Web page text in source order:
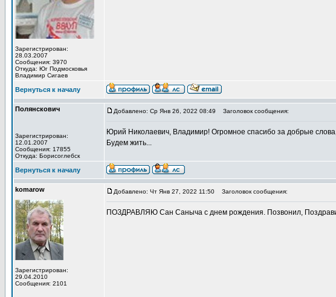
Зарегистрирован:
28.03.2007
Сообщения: 3970
Откуда: Юг Подмосковья
Владимир Сигаев
Вернуться к началу
Полянскович
Зарегистрирован:
12.01.2007
Сообщения: 17855
Откуда: Борисоглебск
Добавлено: Ср Янв 26, 2022 08:49 Заголовок сообщения:
Юрий Николаевич, Владимир! Огромное спасибо за добрые
Будем жить...
Вернуться к началу
komarow
Зарегистрирован:
29.04.2010
Сообщения: 2101
Добавлено: Чт Янв 27, 2022 11:50 Заголовок сообщения:
ПОЗДРАВЛЯЮ Сан Саныча с днем рождения. Позвонил,